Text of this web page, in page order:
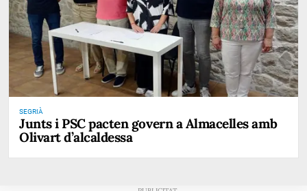
SEGRIÀ
Junts i PSC pacten govern a Almacelles amb
Olivart d’alcaldessa